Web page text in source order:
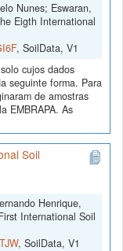
Nunes; Eswaran,
Eigth International
, SoilData, V1
cujos dados
seguinte forma. Para
de amostras
EMBRAPA. As
Soil
Henrique,
International Soil
, SoilData, V1